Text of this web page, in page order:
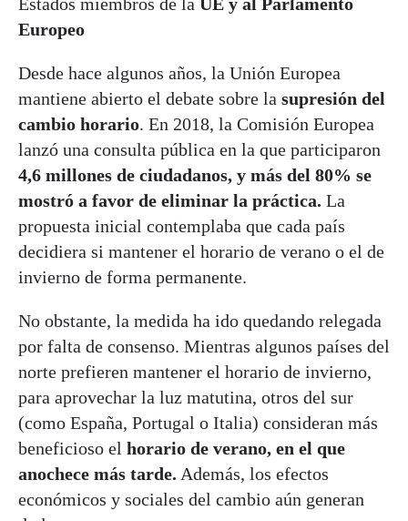
Europeo
Desde hace algunos años, la Unión Europea
mantiene abierto el debate sobre la supresión del
cambio horario. En 2018, la Comisión Europea
lanzó una consulta pública en la que participaron
4,6 millones de ciudadanos, y más del 80% se
mostró a favor de eliminar la práctica. La
propuesta inicial contemplaba que cada país
decidiera si mantener el horario de verano o el de
invierno de forma permanente.
No obstante, la medida ha ido quedando relegada
por falta de consenso. Mientras algunos países del
norte prefieren mantener el horario de invierno,
para aprovechar la luz matutina, otros del sur
(como España, Portugal o Italia) consideran más
beneficioso el horario de verano, en el que
anochece más tarde. Además, los efectos
económicos y sociales del cambio aún generan